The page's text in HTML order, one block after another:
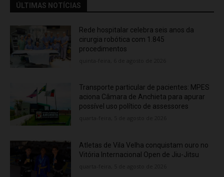
ÚLTIMAS NOTÍCIAS
Rede hospitalar celebra seis anos da
cirurgia robótica com 1.845
procedimentos
Transporte particular de pacientes: MPES
aciona Câmara de Anchieta para apurar
possível uso político de assessores
Atletas de Vila Velha conquistam ouro no
Vitória Internacional Open de Jiu-Jitsu